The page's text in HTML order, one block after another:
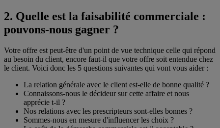
2. Quelle est la faisabilité commerciale :
pouvons-nous gagner ?
Votre offre est peut-être d'un point de vue technique celle qui répond
au besoin du client, encore faut-il que votre offre soit entendue chez
le client. Voici donc les 5 questions suivantes qui vont vous aider :
La relation générale avec le client est-elle de bonne qualité ?
Connaissons-nous le décideur sur cette affaire et nous
apprécie t-il ?
Nos relations avec les prescripteurs sont-elles bonnes ?
Sommes-nous en mesure d'influencer les choix ?